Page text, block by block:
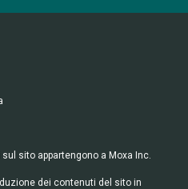
sito appartengono a Moxa Inc.
dei contenuti del sito in